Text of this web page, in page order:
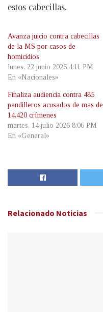
estos cabecillas.
Avanza juicio contra cabecillas
de la MS por casos de
homicidios
lunes, 22 junio 2026 4:11 PM
En «Nacionales»
Finaliza audiencia contra 485
pandilleros acusados de mas de
14,420 crímenes
martes, 14 julio 2026 8:06 PM
En «General»
Relacionado Noticias